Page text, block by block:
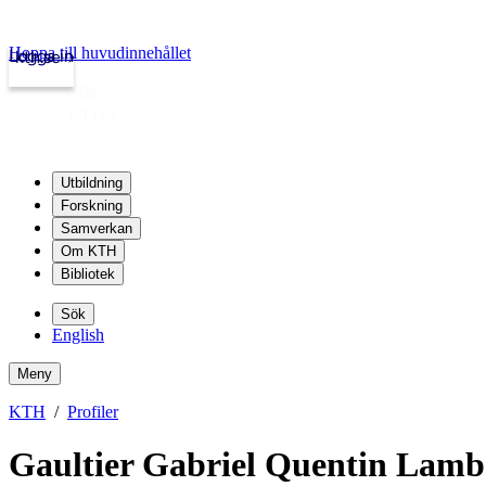
kth.se
Logga in
Hoppa till huvudinnehållet
Utbildning
Forskning
Samverkan
Om KTH
Bibliotek
Sök
English
Meny
KTH Profiler
Gaultier Gabriel Quentin